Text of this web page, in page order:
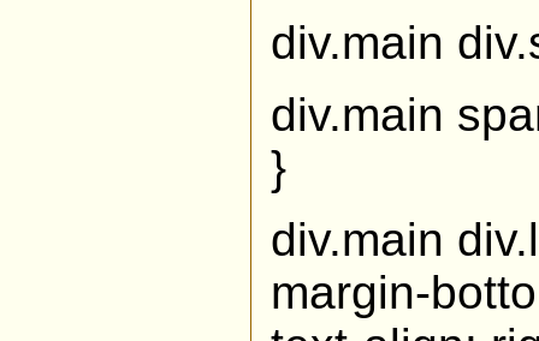
div.main
div.main
}
div.main
margin-